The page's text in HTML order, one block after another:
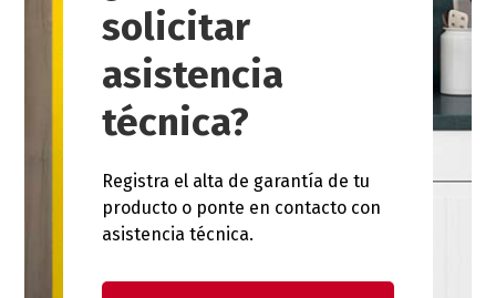
solicitar
asistencia
técnica?
Registra el alta de garantía de tu
producto o ponte en contacto con
asistencia técnica.